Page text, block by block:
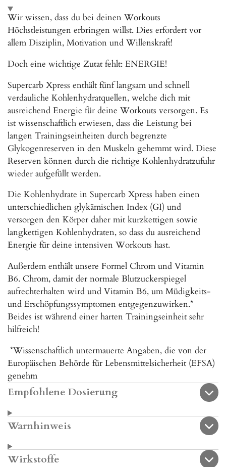
Wir wissen, dass du bei deinen Workouts
Höchstleistungen erbringen willst. Dies erfordert vor
allem Disziplin, Motivation und Willenskraft!
Doch eine wichtige Zutat fehlt: ENERGIE!
Supercarb Xpress enthält fünf langsam und schnell
verdauliche Kohlenhydratquellen, welche dich mit
ausreichend Energie für deine Workouts versorgen. Es
ist wissenschaftlich erwiesen, dass die Leistung bei
langen Trainingseinheiten durch begrenzte
Glykogenreserven in den Muskeln gehemmt wird. Diese
Reserven können durch die richtige Kohlenhydratzufuhr
wieder aufgefüllt werden.
Die Kohlenhydrate in Supercarb Xpress haben einen
unterschiedlichen glykämischen Index (GI) und
versorgen den Körper daher mit kurzkettigen sowie
langkettigen Kohlenhydraten, so dass du ausreichend
Energie für deine intensiven Workouts hast.
Außerdem enthält unsere Formel Chrom und Vitamin
B6. Chrom, damit der normale Blutzuckerspiegel
aufrechterhalten wird und Vitamin B6, um Müdigkeits-
und Erschöpfungssymptomen entgegenzuwirken.*
Beides ist während einer harten Trainingseinheit sehr
hilfreich!
*Wissenschaftlich untermauerte Angaben, die von der
Europäischen Behörde für Lebensmittelsicherheit (EFSA)
genehm
Empfohlene Dosierung
Warnhinweis
Wirkstoffe